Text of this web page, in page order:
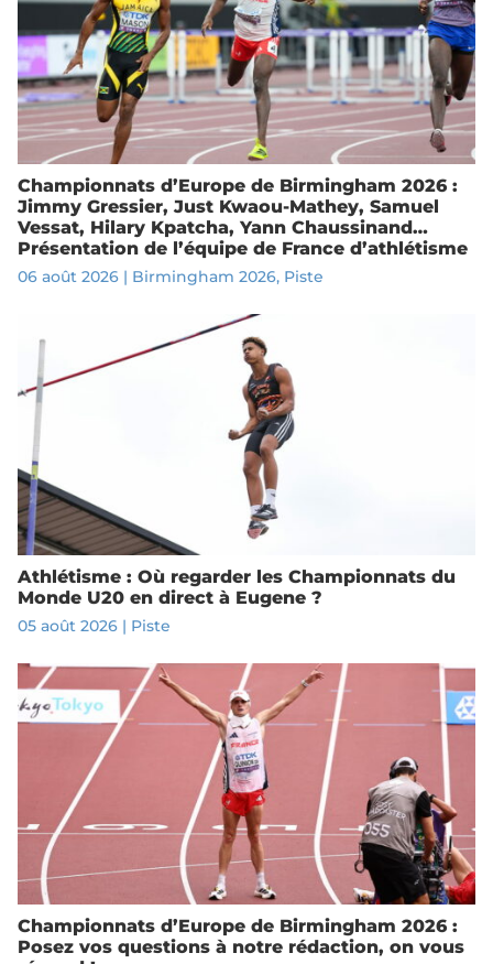
Championnats d’Europe de Birmingham 2026 :
Jimmy Gressier, Just Kwaou-Mathey, Samuel
Vessat, Hilary Kpatcha, Yann Chaussinand…
Présentation de l’équipe de France d’athlétisme
06 août 2026| Birmingham 2026, Piste
Athlétisme : Où regarder les Championnats du
Monde U20 en direct à Eugene ?
05 août 2026| Piste
Championnats d’Europe de Birmingham 2026 :
Posez vos questions à notre rédaction, on vous